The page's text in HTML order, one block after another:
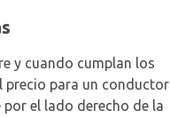
y cuando cumplan los
precio para un conductor
el lado derecho de la